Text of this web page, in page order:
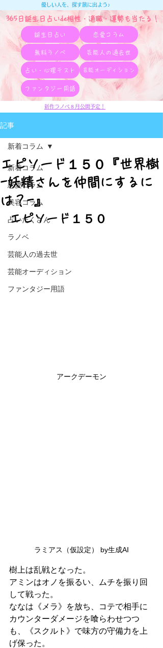
365日誕生日占いde相性・適職・​運勢も当たる！
優しい人を、探す旅に出よう♪
誕生日占い 恋愛コラム
無料ラノベ 芸能人の過去世
占い・心理テスト 芸能オーディション
ファンタジー用語
新作ラノベ８月公開予定！
記事
新着コラム
恋愛コラム
美容コラム
占いたくさん
ラノベ
芸能人の過去世
芸能オーディション
ファンタジー用語
新着コラム
エピソード１５０『世界樹
-妖精さんを仲間にするに
は？-』
エピソード１５０
アークデーモン
ラミアス（仮設定） by生成AI
樹上は乱戦となった。
アミンはオノを振るい、ムチを振り回
して戦った。
ななは《メラ》を放ち、コテで相手に
カウンターダメージを喰らわせつつ
も、《スクルト》で味方の守備力を上
げ保った。